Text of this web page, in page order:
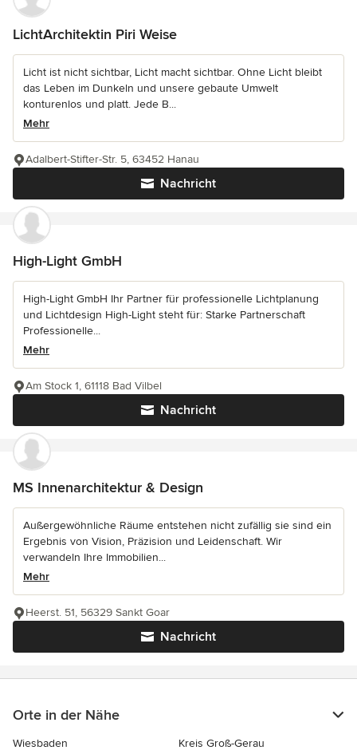
LichtArchitektin Piri Weise
Licht ist nicht sichtbar, Licht macht sichtbar. Ohne Licht bleibt
das Leben im Dunkeln und unsere gebaute Umwelt
konturenlos und platt. Jede B...
Mehr
Nachricht
Adalbert-Stifter-Str. 5, 63452 Hanau
High-Light GmbH
High-Light GmbH Ihr Partner für professionelle Lichtplanung
und Lichtdesign High-Light steht für: Starke Partnerschaft
Professionelle...
Mehr
Nachricht
Am Stock 1, 61118 Bad Vilbel
MS Innenarchitektur & Design
Außergewöhnliche Räume entstehen nicht zufällig sie sind ein
Ergebnis von Vision, Präzision und Leidenschaft. Wir
verwandeln Ihre Immobilien...
Mehr
Nachricht
Heerst. 51, 56329 Sankt Goar
Orte in der Nähe
Wiesbaden Kreis Groß-Gerau